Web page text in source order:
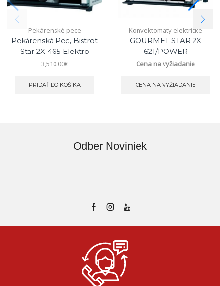
Pekárenské pece
Pekárenská Pec, Bistrot
Star 2X 465 Elektro
3,510.00€
PRIDAŤ DO KOŠÍKA
Konvektomaty elektrické
GOURMET STAR 2X
621/POWER
Cena na vyžiadanie
CENA NA VYŽIADANIE
Odber Noviniek